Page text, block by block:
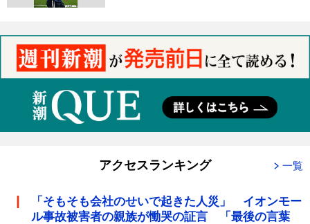
アクセスランキング 一覧
「そもそも会社のせいで起きた人災」 イオンモー
ル事故被害者の親族が慟哭の証言 「最後の言葉